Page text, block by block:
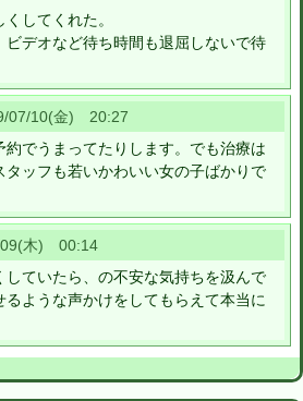
してくれた。
デオなど待ち時間も退屈しないで待
10(金) 20:27
約でうまってたりします。でも治療は
ッフも若いかわいい女の子ばかりで
木) 00:14
ていたら、の不安な気持ちを汲んで
るような声かけをしてもらえて本当に